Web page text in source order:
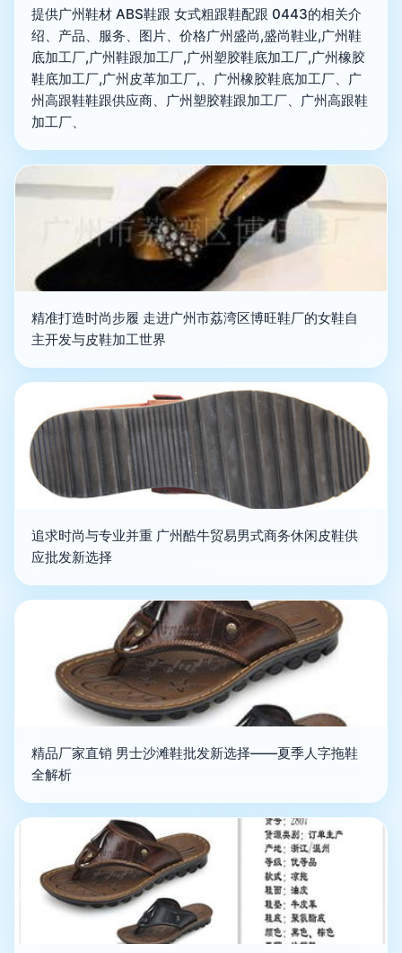
提供广州鞋材 ABS鞋跟 女式粗跟鞋配跟 0443的相关介
绍、产品、服务、图片、价格广州盛尚,盛尚鞋业,广州鞋
底加工厂,广州鞋跟加工厂,广州塑胶鞋底加工厂,广州橡胶
鞋底加工厂,广州皮革加工厂,、广州橡胶鞋底加工厂、广
州高跟鞋鞋跟供应商、广州塑胶鞋跟加工厂、广州高跟鞋
加工厂、
精准打造时尚步履 走进广州市荔湾区博旺鞋厂的女鞋自
主开发与皮鞋加工世界
追求时尚与专业并重 广州酷牛贸易男式商务休闲皮鞋供
应批发新选择
精品厂家直销 男士沙滩鞋批发新选择——夏季人字拖鞋
全解析